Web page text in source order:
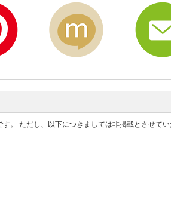
。 ただし、以下につきましては非掲載とさせて